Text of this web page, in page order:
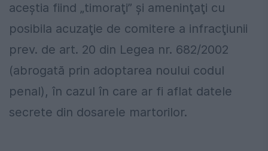
aceştia fiind „timoraţi” şi ameninţaţi cu
posibila acuzaţie de comitere a infracţiunii
prev. de art. 20 din Legea nr. 682/2002
(abrogată prin adoptarea noului codul
penal), în cazul în care ar fi aflat datele
secrete din dosarele martorilor.